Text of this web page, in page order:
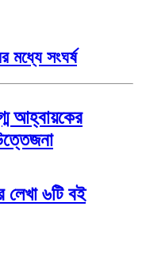
মধ্যে সংঘর্ষ
আহ্বায়কের
৬টি বই